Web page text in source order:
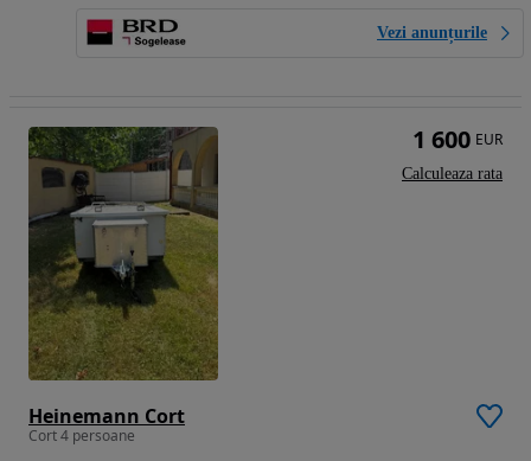
Vezi anunțurile
Heinemann Cort
Cort 4 persoane
1 600 EUR
Calculeaza rata